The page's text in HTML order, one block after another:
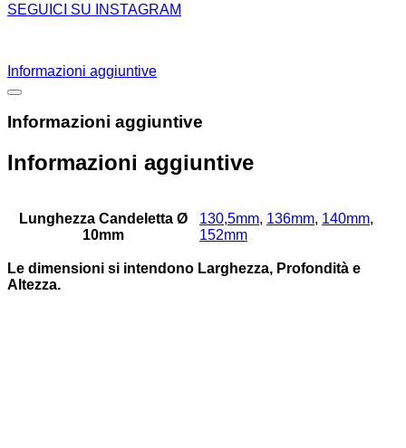
SEGUICI SU INSTAGRAM
Informazioni aggiuntive
Informazioni aggiuntive
Informazioni aggiuntive
Lunghezza Candeletta Ø
10mm
130,5mm, 136mm, 140mm,
152mm
Le dimensioni si intendono Larghezza, Profondità e
Altezza.